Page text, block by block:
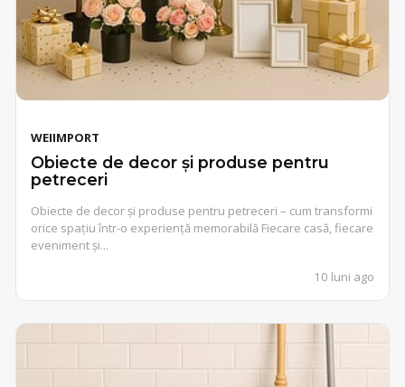
WEIIMPORT
Obiecte de decor și produse pentru
petreceri
Obiecte de decor și produse pentru petreceri – cum transformi
orice spațiu într-o experiență memorabilă Fiecare casă, fiecare
eveniment și...
10 luni ago